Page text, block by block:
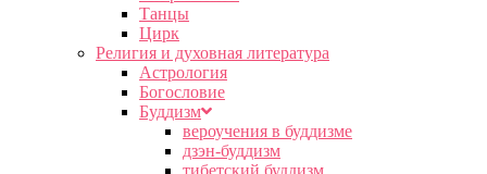
Танцы
Цирк
Религия и духовная литература
Астрология
Богословие
Буддизм
вероучения в буддизме
дзэн-буддизм
тибетский буддизм